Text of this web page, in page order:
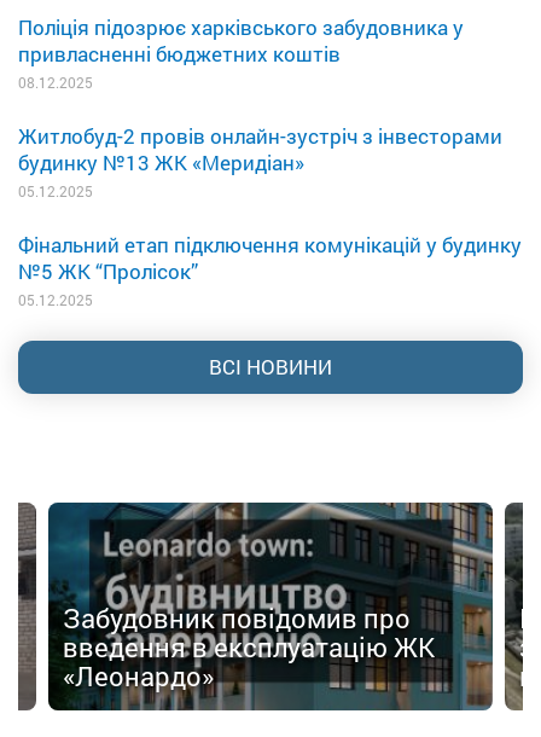
Поліція підозрює харківського забудовника у
привласненні бюджетних коштів
08.12.2025
Житлобуд-2 провів онлайн-зустріч з інвесторами
будинку №13 ЖК «Меридіан»
05.12.2025
Фінальний етап підключення комунікацій у будинку
№5 ЖК “Пролісок”
05.12.2025
ВСІ НОВИНИ
Забудовник повідомив про
введення в експлуатацію ЖК
«Леонардо»